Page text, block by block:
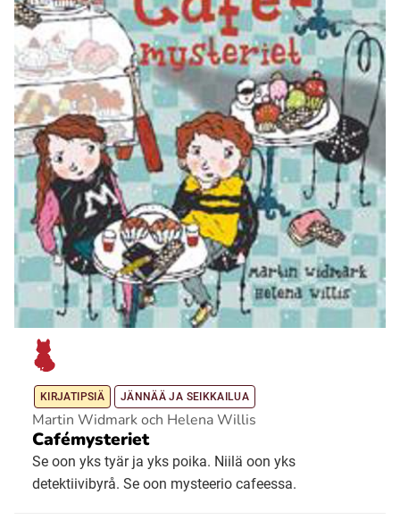
KIRJATIPSIÄ JÄNNÄÄ JA SEIKKAILUA
Martin Widmark och Helena Willis
Cafémysteriet
Se oon yks tyär ja yks poika. Niilä oon yks
detektiivibyrå. Se oon mysteerio cafeessa.